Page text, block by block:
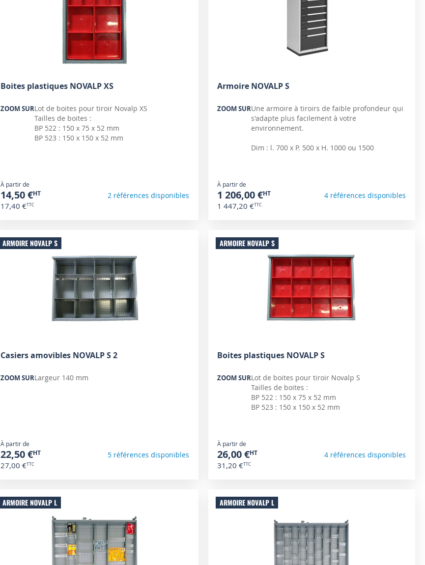
Boites plastiques NOVALP XS
ZOOM SURLot de boites pour tiroir Novalp XS
Tailles de boites :
BP 522 : 150 x 75 x 52 mm
BP 523 : 150 x 150 x 52 mm
À partir de
14,50 €
17,40 €
2 références disponibles
Armoire NOVALP S
ZOOM SURUne armoire à tiroirs de faible profondeur qui
s'adapte plus facilement à votre
environnement.
Dim : l. 700 x P. 500 x H. 1000 ou 1500
À partir de
1 206,00 €
1 447,20 €
4 références disponibles
ARMOIRE NOVALP S
Casiers amovibles NOVALP S 2
ZOOM SURLargeur 140 mm
À partir de
22,50 €
27,00 €
5 références disponibles
ARMOIRE NOVALP S
Boites plastiques NOVALP S
ZOOM SURLot de boites pour tiroir Novalp S
Tailles de boites :
BP 522 : 150 x 75 x 52 mm
BP 523 : 150 x 150 x 52 mm
À partir de
26,00 €
31,20 €
4 références disponibles
ARMOIRE NOVALP L ARMOIRE NOVALP L